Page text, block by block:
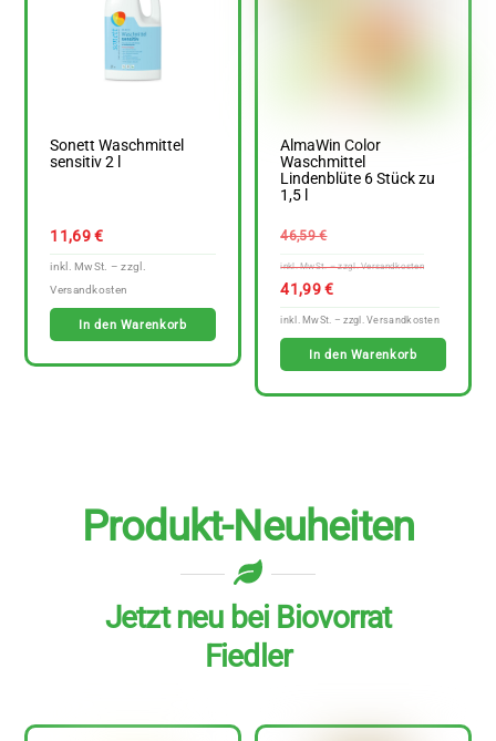
Sonett Waschmittel
sensitiv 2 l
11,69€
In den Warenkorb
AlmaWin Color
Waschmittel
Lindenblüte 6 Stück zu
1,5 l
46,59€
46,59 €
41,99€
Preis
ist:
In den Warenkorb
Produkt-Neuheiten
Jetzt neu bei Biovorrat
Fiedler